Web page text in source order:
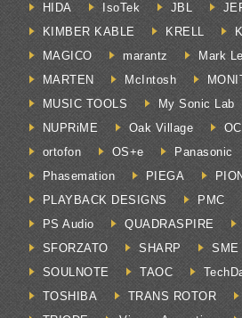
HIDA
IsoTek JBL
KIMBER KABLE
KRELL
MAGICO
marantz
Mark
MARTEN
McIntosh
MUSIC TOOLS
My Sonic Lab
NUPRiME
Oak Village
ortofon
OS+e Panasonic
Phasemation
PIEGA
PLAYBACK DESIGNS
PMC
PS Audio
QUADRASPIRE
SFORZATO
SHARP SME
SOULNOTE
TAOC
TOSHIBA
TRANS ROTOR